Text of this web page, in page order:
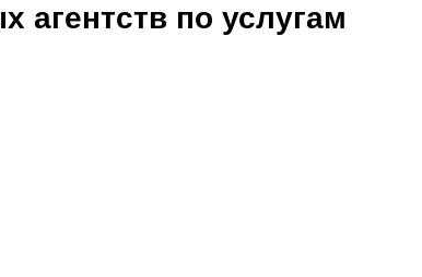
агентств по услугам